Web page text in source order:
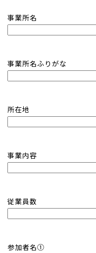
事業所名
事業所名ふりがな
所在地
事業内容
従業員数
参加者名①